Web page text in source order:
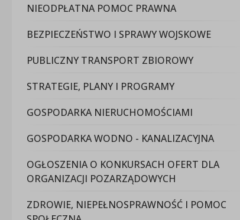
NIEODPŁATNA POMOC PRAWNA
BEZPIECZEŃSTWO I SPRAWY WOJSKOWE
PUBLICZNY TRANSPORT ZBIOROWY
STRATEGIE, PLANY I PROGRAMY
GOSPODARKA NIERUCHOMOŚCIAMI
GOSPODARKA WODNO - KANALIZACYJNA
OGŁOSZENIA O KONKURSACH OFERT DLA
ORGANIZACJI POZARZĄDOWYCH
ZDROWIE, NIEPEŁNOSPRAWNOŚĆ I POMOC